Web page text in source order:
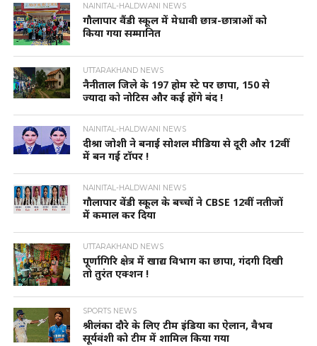
NAINITAL-HALDWANI NEWS
गौलापार वैंडी स्कूल में मेधावी छात्र-छात्राओं को
किया गया सम्मानित
UTTARAKHAND NEWS
नैनीताल जिले के 197 होम स्टे पर छापा, 150 से
ज्यादा को नोटिस और कई होंगे बंद !
NAINITAL-HALDWANI NEWS
दीश्रा जोशी ने बनाई सोशल मीडिया से दूरी और 12वीं
में बन गई टॉपर !
NAINITAL-HALDWANI NEWS
गौलापार वेंडी स्कूल के बच्चों ने CBSE 12वीं नतीजों
में कमाल कर दिया
UTTARAKHAND NEWS
पूर्णागिरि क्षेत्र में खाद्य विभाग का छापा, गंदगी दिखी
तो तुरंत एक्शन !
SPORTS NEWS
श्रीलंका दौरे के लिए टीम इंडिया का ऐलान, वैभव
सूर्यवंशी को टीम में शामिल किया गया